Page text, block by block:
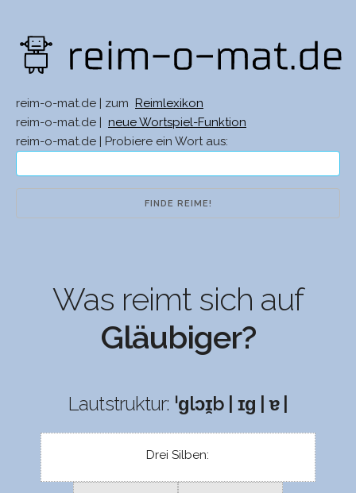
reim-o-mat.de | zum
Reimlexikon
reim-o-mat.de |
neue Wortspiel-Funktion
reim-o-mat.de | Probiere ein Wort aus:
Was reimt sich auf
Gläubiger?
Lautstruktur: ˈɡlɔɪ̯b | ɪɡ | ɐ |
Drei Silben: